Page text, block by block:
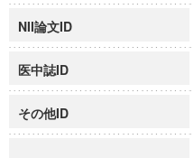
NII論文ID
医中誌ID
その他ID